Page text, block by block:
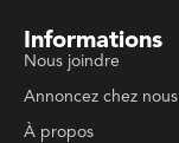
Informations
Nous joindre
Annoncez chez nous
À propos